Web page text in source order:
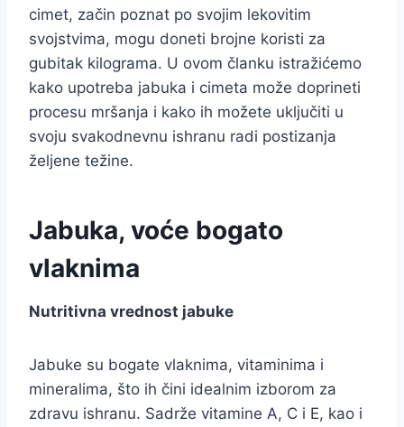
cimet, začin poznat po svojim lekovitim
svojstvima, mogu doneti brojne koristi za
gubitak kilograma. U ovom članku istražićemo
kako upotreba jabuka i cimeta može doprineti
procesu mršanja i kako ih možete uključiti u
svoju svakodnevnu ishranu radi postizanja
željene težine.
Jabuka, voće bogato
vlaknima
Nutritivna vrednost jabuke
Jabuke su bogate vlaknima, vitaminima i
mineralima, što ih čini idealnim izborom za
zdravu ishranu. Sadrže vitamine A, C i E, kao i